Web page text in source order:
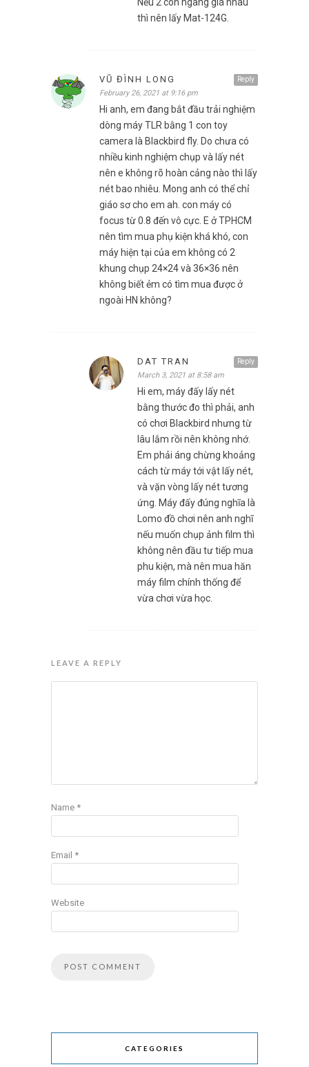
thì nên lấy Mat-124G.
Reply
VŨ ĐÌNH LONG
February 26, 2021 at 9:16 pm
Hi anh, em đang bắt đầu trải nghiệm
dòng máy TLR bằng 1 con toy
camera là Blackbird fly. Do chưa có
nhiều kinh nghiệm chụp và lấy nét
nên e không rõ hoàn cảng nào thì lấy
nét bao nhiêu. Mong anh có thể chỉ
giáo sơ cho em ah. con máy có
focus từ 0.8 đến vô cực. E ở TPHCM
nên tìm mua phụ kiện khá khó, con
máy hiện tại của em không có 2
khung chụp 24×24 và 36×36 nên
không biết ẻm có tìm mua được ở
ngoài HN không?
Reply
DAT TRAN
March 3, 2021 at 8:58 am
Hi em, máy đấy lấy nét
bằng thước đo thì phải, anh
có chơi Blackbird nhưng từ
lâu lắm rồi nên không nhớ.
Em phải áng chừng khoảng
cách từ máy tới vật lấy nét,
và vặn vòng lấy nét tương
ứng. Máy đấy đúng nghĩa là
Lomo đồ chơi nên anh nghĩ
nếu muốn chụp ảnh film thì
không nên đầu tư tiếp mua
phu kiện, mà nên mua hăn
máy film chính thống để
vừa chơi vừa học.
LEAVE A REPLY
Name *
Email *
Website
CATEGORIES